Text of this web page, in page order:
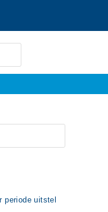
periode uitstel